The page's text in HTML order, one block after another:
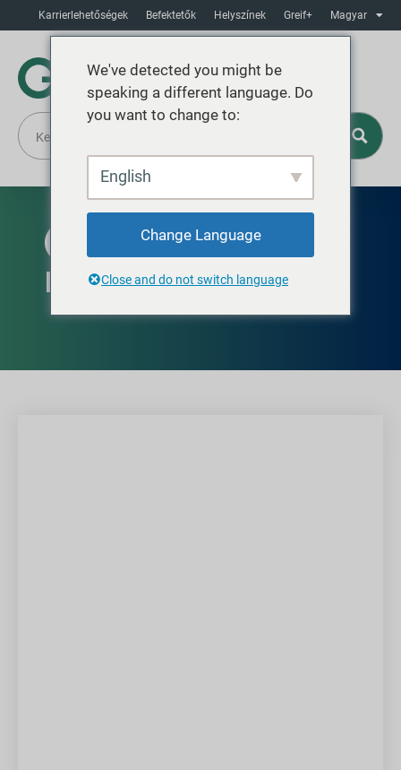
Karrierlehetőségek Befektetők Helyszínek Greif+ Magyar
ÉSZAK-AMERIKÁBAN KAPHATÓ
Honeycomb Adhesives
We've detected you might be
speaking a different language. Do
you want to change to:
English
Change Language
Close and do not switch language